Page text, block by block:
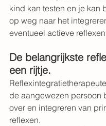
kind kan testen en je kan
op weg naar het
eventueel actieve
De belangrijkste
een rijtje.
de aangewezen persoon
over en integreren van
reflexen.